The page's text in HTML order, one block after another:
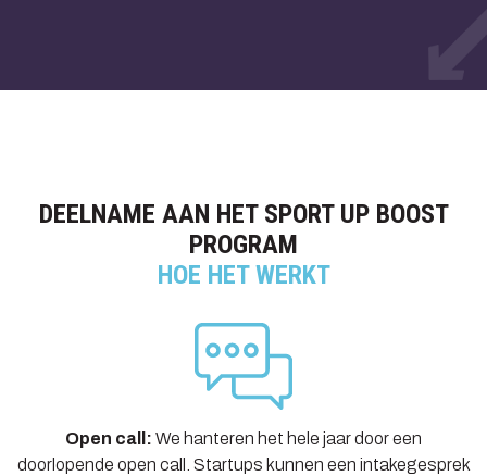
DEELNAME AAN HET SPORT UP BOOST
PROGRAM
HOE HET WERKT
Open call: We hanteren het hele jaar door een
doorlopende open call. Startups kunnen een intakegesprek